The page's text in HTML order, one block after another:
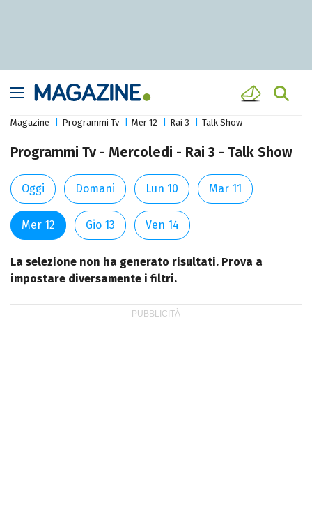
Magazine Programmi Tv Mer 12 Rai 3 Talk Show
Programmi Tv - Mercoledi - Rai 3 - Talk Show
Oggi Domani Lun 10 Mar 11
Mer 12 Gio 13 Ven 14
La selezione non ha generato risultati. Prova a
impostare diversamente i filtri.